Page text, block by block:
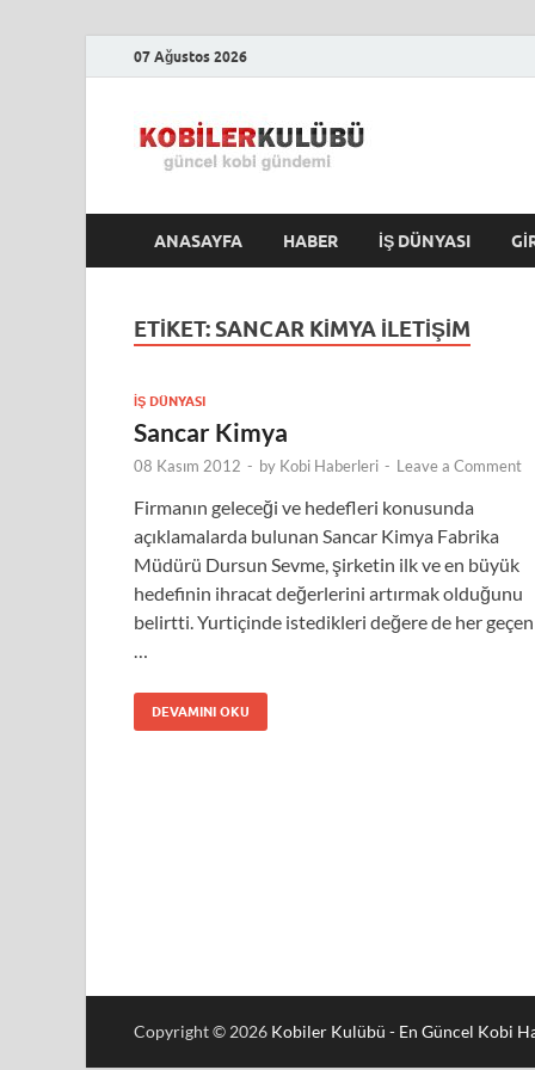
07 Ağustos 2026
ANASAYFA HABER İŞ DÜNYASI
ETIKET: SANCAR KIMYA ILETIŞIM
İŞ DÜNYASI
Sancar Kimya
08 Kasım 2012 - by Kobi Haberleri - Leave a Comment
Firmanın geleceği ve hedefleri konusunda
açıklamalarda bulunan Sancar Kimya Fabrika
Müdürü Dursun Sevme, şirketin ilk ve en büyük
hedefinin ihracat değerlerini artırmak olduğunu
belirtti. Yurtiçinde istedikleri değere de her geçen
DEVAMINI OKU
Copyright © 2026 Kobiler Kulübü - En Güncel Kobi